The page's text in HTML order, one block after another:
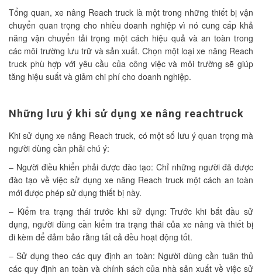
Tổng quan, xe nâng Reach truck là một trong những thiết bị vận
chuyển quan trọng cho nhiều doanh nghiệp vì nó cung cấp khả
năng vận chuyển tải trọng một cách hiệu quả và an toàn trong
các môi trường lưu trữ và sản xuất. Chọn một loại xe nâng Reach
truck phù hợp với yêu cầu của công việc và môi trường sẽ giúp
tăng hiệu suất và giảm chi phí cho doanh nghiệp.
Những lưu ý khi sử dụng xe nâng reachtruck
Khi sử dụng xe nâng Reach truck, có một số lưu ý quan trọng mà
người dùng cần phải chú ý:
– Người điều khiển phải được đào tạo: Chỉ những người đã được
đào tạo về việc sử dụng xe nâng Reach truck một cách an toàn
mới được phép sử dụng thiết bị này.
– Kiểm tra trạng thái trước khi sử dụng: Trước khi bắt đầu sử
dụng, người dùng cần kiểm tra trạng thái của xe nâng và thiết bị
đi kèm để đảm bảo rằng tất cả đều hoạt động tốt.
– Sử dụng theo các quy định an toàn: Người dùng cần tuân thủ
các quy định an toàn và chính sách của nhà sản xuất về việc sử